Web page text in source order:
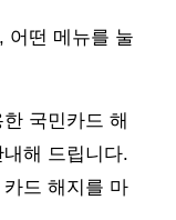
어떤 메뉴를 눌
국민카드 해
해 드립니다.
드 해지를 마